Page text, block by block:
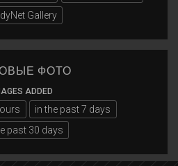
Gallery
ФОТО
ADDED
in the past 7 days
past 30 days